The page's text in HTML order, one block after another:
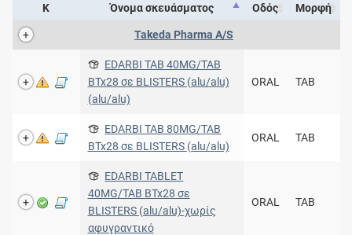
Κ Όνομα σκευάσματος Οδός Μορφή
Takeda Pharma A/S
EDARBI TAB 40MG/TAB
BTx28 σε BLISTERS (alu/alu)
(alu/alu)
ORAL TAB
EDARBI TAB 80MG/TAB
BTx28 σε BLISTERS (alu/alu)
ORAL TAB
EDARBI TABLET
40MG/TAB BTx28 σε
BLISTERS (alu/alu)-χωρίς
αφυγραντικό
ORAL TAB